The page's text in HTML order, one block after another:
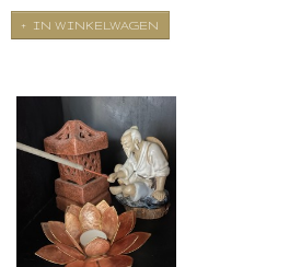
IN WINKELWAGEN